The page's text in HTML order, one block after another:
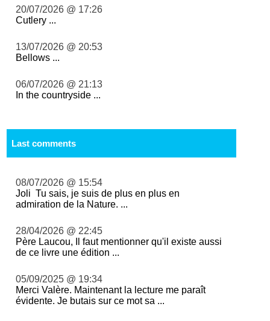
20/07/2026 @ 17:26
Cutlery ...
13/07/2026 @ 20:53
Bellows ...
06/07/2026 @ 21:13
In the countryside ...
Last comments
08/07/2026 @ 15:54
Joli Tu sais, je suis de plus en plus en
admiration de la Nature. ...
28/04/2026 @ 22:45
Père Laucou, Il faut mentionner qu'il existe aussi
de ce livre une édition ...
05/09/2025 @ 19:34
Merci Valère. Maintenant la lecture me paraît
évidente. Je butais sur ce mot sa ...